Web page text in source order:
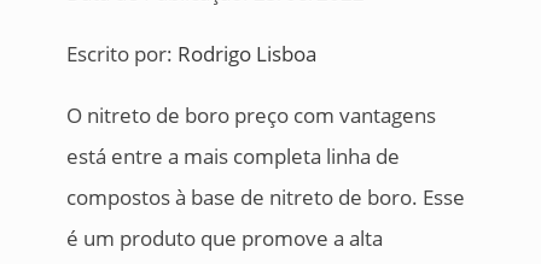
Escrito por: Rodrigo Lisboa
O nitreto de boro preço com vantagens
está entre a mais completa linha de
compostos à base de nitreto de boro. Esse
é um produto que promove a alta